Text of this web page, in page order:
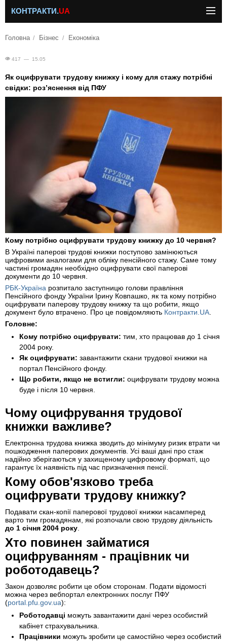
КОНТРАКТИ.UA
Головна Бізнес Економіка
417 — 15.05
Як оцифрувати трудову книжку і кому для стажу потрібні
свідки: розʼяснення від ПФУ
Кому потрібно оцифрувати трудову книжку до 10 червня?
В Україні паперові трудові книжки поступово замінюються
цифровими аналогами для обліку пенсійного стажу. Саме тому
частині громадян необхідно оцифрувати свої паперові
документи до 10 червня.
РБК-Україна розпитало заступницю голови правління
Пенсійного фонду України Ірину Ковпашко, як та кому потрібно
оцифрувати паперову трудову книжку та що робити, якщо
документ було втрачено. Про це повідомляють Контракти.UA
Головне:
Кому потрібно оцифрувати: тим, хто працював до 1 січня
2004 року.
Як оцифрувати: завантажити скани трудової книжки на
портал Пенсійного фонду.
Що робити, якщо не встигли: оцифрувати трудову можна
буде і після 10 червня.
Чому оцифрування трудової
книжки важливе?
Електронна трудова книжка зводить до мінімуму ризик втрати чи
пошкодження паперових документів. Усі ваші дані про стаж
надійно зберігаються у захищеному цифровому форматі, що
гарантує їх наявність під час призначення пенсії.
Кому обов'язково треба
оцифрувати трудову книжку?
Подавати скан-копії паперової трудової книжки насамперед
варто тим громадянам, які розпочали свою трудову діяльність
до 1 січня 2004 року
Хто повинен займатися
оцифруванням - працівник чи
роботодавець?
Закон дозволяє робити це обом сторонам. Подати відомості
можна через вебпортал електронних послуг ПФУ
(portal.pfu.gov.ua):
Роботодавці можуть завантажити дані через особистий
кабінет страхувальника.
Працівники можуть зробити це самостійно через особистий